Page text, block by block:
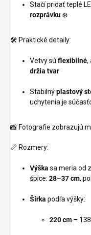
Stačí pridať teplé
rozprávku ❄️
🛠️ Praktické detaily:
Vetvy sú flexibilné,
držia tvar
Stabilnýplastový
uchytenia je
📸 Fotografie zobrazujú
📏 Rozmery:
Výška sa meria od
špice: 28–37 cm,
Šírka podľa výšky:
220 cm –